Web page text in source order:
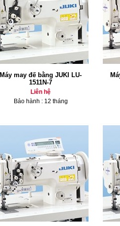
Máy may đế bằng JUKI LU-
1511N-7
Liên hệ
Bảo hành : 12 tháng